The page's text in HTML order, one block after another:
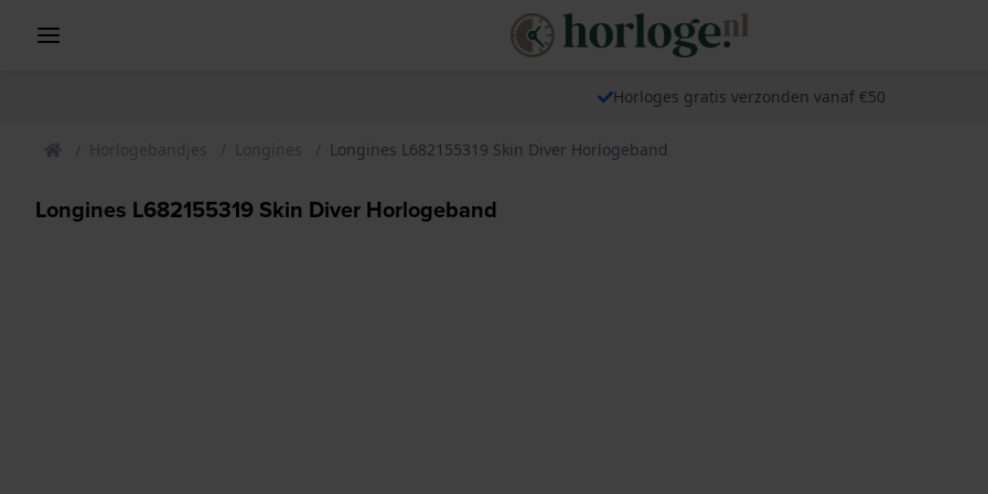
Horloges gratis verzonden vanaf €50
Horlogebandjes Longines Longines L682155319 Skin Diver Horlogeband
Longines L682155319 Skin Diver Horlogeband